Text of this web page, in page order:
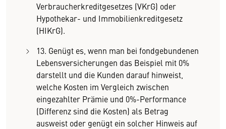
Verbraucherkredit­gesetzes (VKrG) oder
Hypothekar- und Immobilienkreditgesetz
(HIKrG).
13. Genügt es, wenn man bei fondgebundenen
Lebensver­sicherungen das Beispiel mit 0%
darstellt und die Kunden darauf hinweist,
welche Kosten im Vergleich zwischen
eingezahlter Prämie und 0%-Performance
(Differenz sind die Kosten) als Betrag
ausweist oder genügt ein solcher Hinweis auf